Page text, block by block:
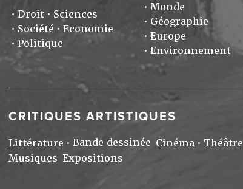
Droit
Sciences
Société
Economie
Politique
Monde
Géographie
Europe
Environnement
CRITIQUES ARTISTIQUES
Littérature Bande dessinée Cinéma
Théâtre
Musiques Expositions